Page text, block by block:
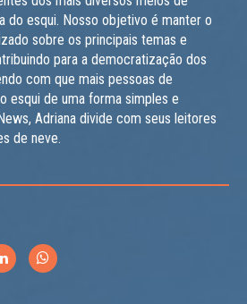
do esqui. Nosso objetivo é manter o
sobre os principais temas e
para a democratização dos
com que mais pessoas de
esqui de uma forma simples e
Adriana divide com seus leitores
de neve.